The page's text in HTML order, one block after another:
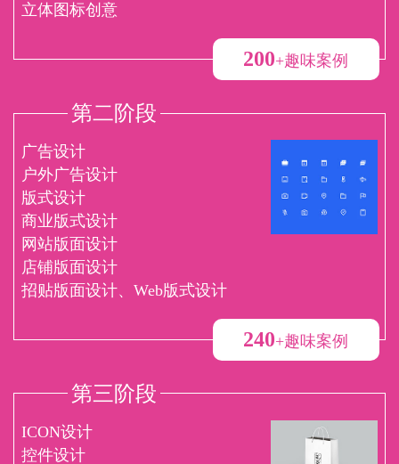
立体图标创意
200+趣味案例
广告设计
户外广告设计
版式设计
商业版式设计
网站版面设计
店铺版面设计
招贴版面设计、Web版式设计
第二阶段
240+趣味案例
ICON设计
控件设计
第三阶段